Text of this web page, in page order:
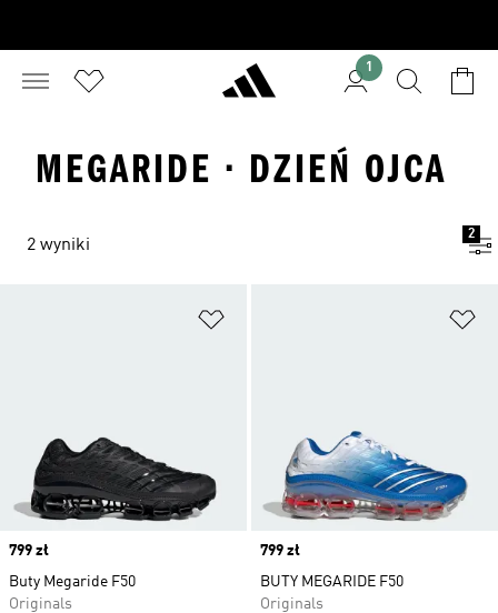
1
MEGARIDE · DZIEŃ OJCA
2 wyniki
2
Price
799 zł
Buty Megaride F50
Originals
Price
799 zł
BUTY MEGARIDE F50
Originals